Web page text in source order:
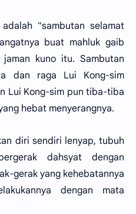
"sambutan selamat
buat mahluk gaib
kuno itu. Sambutan
dan raga Lui Kong-sim
Lui Kong-sim pun tiba-tiba
hebat menyerangnya.
diri sendiri lenyap, tubuh
dahsyat dengan
gerak yang kehebatannya
dengan mata